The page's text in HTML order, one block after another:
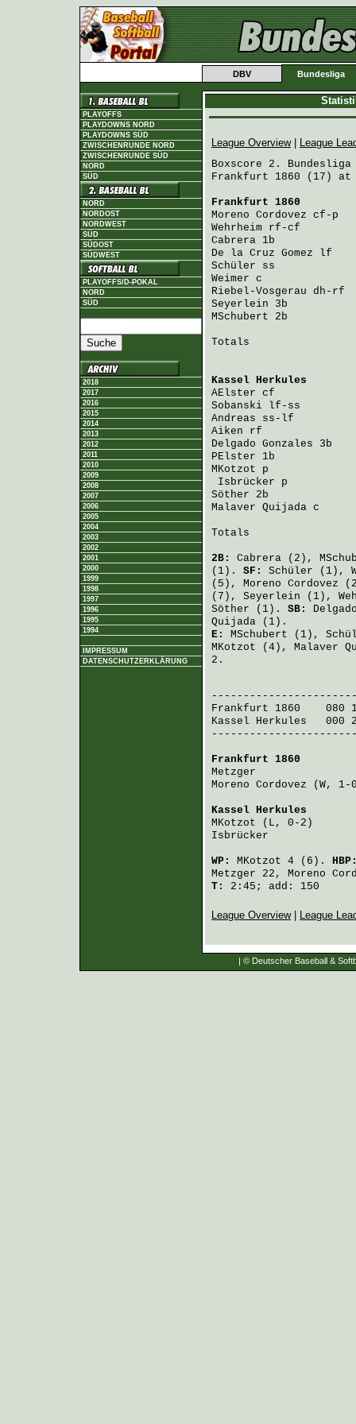
DBV Bundesliga
PLAYOFFS
PLAYDOWNS NORD
PLAYDOWNS SÜD
ZWISCHENRUNDE NORD
ZWISCHENRUNDE SÜD
NORD
SÜD
NORD
NORDOST
NORDWEST
SÜD
SÜDOST
SÜDWEST
PLAYOFFS/D-POKAL
NORD
SÜD
2018
2017
2016
2015
2014
2013
2012
2011
2010
2009
2008
2007
2006
2005
2004
2003
2002
2001
2000
1999
1998
1997
1996
1995
1994
IMPRESSUM
DATENSCHUTZERKLÄRUNG
League Overview|
League
Boxscore 2. Bundesliga
Frankfurt 1860 (17) at
Frankfurt 1860
Moreno Cordovez cf-p
Wehrheim rf-cf
Cabrera 1b
De la Cruz Gomez lf
Schüler ss
Weimer c
Riebel-Vosgerau dh-rf
Seyerlein 3b
MSchubert 2b
Totals
Kassel Herkules
AElster cf
Sobanski lf-ss
Andreas ss-lf
Aiken rf
Delgado Gonzales 3b
PElster 1b
MKotzot p
Isbrücker p
Söther 2b
Malaver Quijada c
Totals
2B: Cabrera (2),
(1). SF: Schüler (1),
(5), Moreno Cordovez
(7), Seyerlein (1),
Söther (1). SB:
Quijada (1).
E: MSchubert (1),
MKotzot (4), Malaver
2.
Frankfurt 1860
080
Kassel Herkules
000
Frankfurt 1860
Metzger
Moreno Cordovez (W,
Kassel Herkules
MKotzot (L, 0-2)
Isbrücker
WP: MKotzot 4 (6).
Metzger 22, Moreno
T:
2:45; add: 150
League Overview| League
| © Deutscher Baseball &